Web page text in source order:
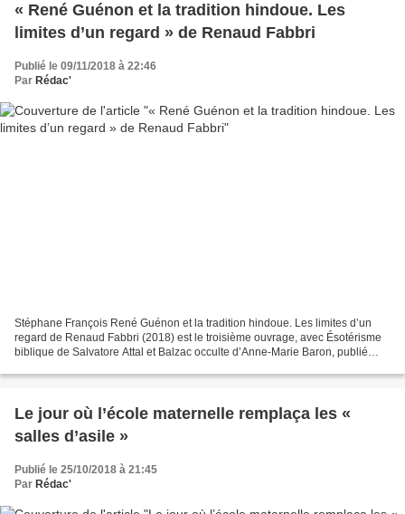
« René Guénon et la tradition hindoue. Les
limites d’un regard » de Renaud Fabbri
Publié le 09/11/2018 à 22:46
Par Rédac'
Stéphane François René Guénon et la tradition hindoue. Les limites d’un
regard de Renaud Fabbri (2018) est le troisième ouvrage, avec Ésotérisme
biblique de Salvatore Attal et Balzac occulte d’Anne-Marie Baron, publié
Le jour où l’école maternelle remplaça les «
salles d’asile »
Publié le 25/10/2018 à 21:45
Par Rédac'